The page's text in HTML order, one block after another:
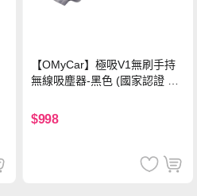
【OMyCar】極吸V1無刷手持
無線吸塵器-黑色 (國家認證 一
吸充吹抽四合一 除塵 抽真空 車
家兩用
$998